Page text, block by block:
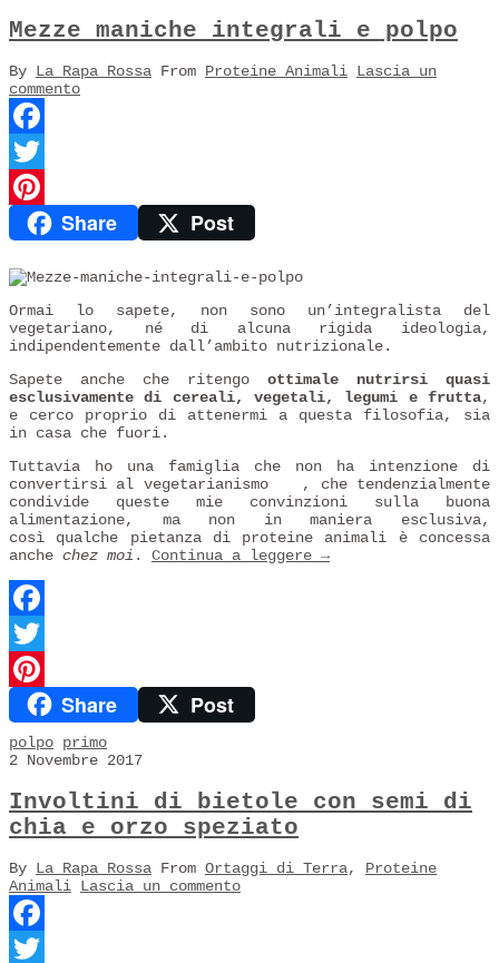
Mezze maniche integrali e polpo
By La Rapa Rossa From Proteine Animali Lascia un
commento
Facebook
Twitter
PinterestShare Post
Ormai lo sapete, non sono un’integralista del
vegetariano, né di alcuna rigida ideologia,
indipendentemente dall’ambito nutrizionale.
Sapete anche che ritengo ottimale nutrirsi quasi
esclusivamente di cereali, vegetali, legumi e frutta,
e cerco proprio di attenermi a questa filosofia, sia
in casa che fuori.
Tuttavia ho una famiglia che non ha intenzione di
convertirsi al vegetarianismo
, che tendenzialmente
condivide queste mie convinzioni sulla buona
alimentazione, ma non in maniera esclusiva,
così qualche pietanza di proteine animali è concessa
anche chez moi . Continua a leggere →
Facebook
Twitter
PinterestShare Post
polpo primo
2 Novembre 2017
Involtini di bietole con semi di
chia e orzo speziato
By La Rapa Rossa From Ortaggi di Terra, Proteine
Animali Lascia un commento
Facebook